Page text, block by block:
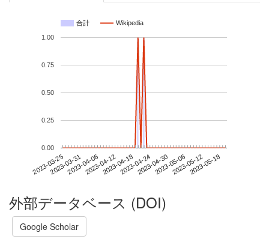
合計 Wikipedia
2023-03-252023-03-312023-04-062023-04-122023-04-182023-04-242023-04-302023-05-062023-05-122023-05-18
0.00
0.25
0.50
0.75
1.00
外部データベース (DOI)
Google Scholar